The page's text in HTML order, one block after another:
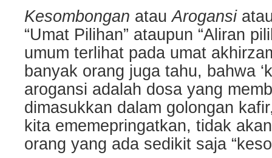
Kesombongan atauArogansi
“Umat Pilihan” ataupun “Aliran
umum terlihat pada umat
banyak orang juga tahu, bahwa
arogansi adalah dosa yang
dimasukkan dalam golongan
kita ememepringatkan, tidak
orang yang ada sedikit saja